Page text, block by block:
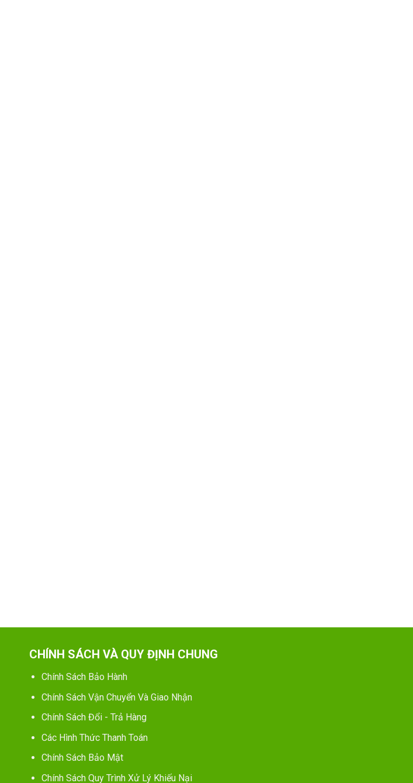
CHÍNH SÁCH VÀ QUY ĐỊNH CHUNG
Chính Sách Bảo Hành
Chính Sách Vận Chuyển Và Giao Nhận
Chính Sách Đổi - Trả Hàng
Các Hình Thức Thanh Toán
Chính Sách Bảo Mật
Chính Sách Quy Trình Xử Lý Khiếu Nại